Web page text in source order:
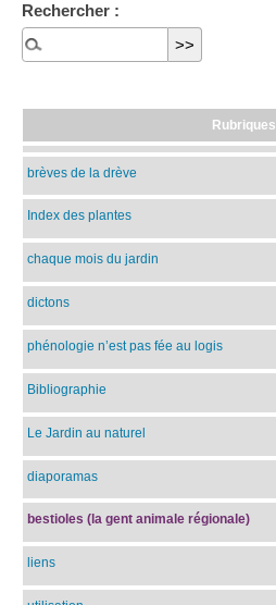
Rechercher :
Rubriques
brèves de la drève
Index des plantes
chaque mois du jardin
dictons
phénologie n’est pas fée au logis
Bibliographie
Le Jardin au naturel
diaporamas
bestioles (la gent animale régionale)
liens